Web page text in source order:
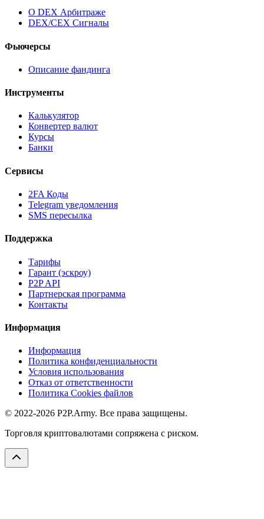
О DEX Арбитраже
DEX/CEX Сигналы
Фьючерсы
Описание фандинга
Инструменты
Калькулятор
Конвертер валют
Курсы
Банки
Сервисы
2FA Коды
Telegram уведомления
SMS пересылка
Поддержка
Тарифы
Гарант (эскроу)
P2P API
Партнерская программа
Контакты
Информация
Информация
Политика конфиденциальности
Условия использования
Отказ от ответственности
Политика Cookies файлов
© 2022-2026 P2P.Army. Все права защищены.
Торговля криптовалютами сопряжена с риском.